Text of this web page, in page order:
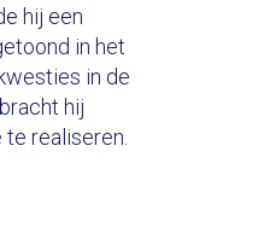
hij een
in het
in de
hij
realiseren.